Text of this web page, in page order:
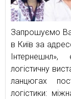
Запрошуємо
в Київ за
логістичну
ланцюгах
логістики: